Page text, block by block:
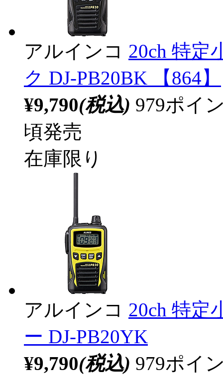
アルインコ 20ch 特定
ク DJ-PB20BK 【864】
¥9,790(税込) 979ポイ
頃発売
在庫限り
アルインコ 20ch 特定
ー DJ-PB20YK
¥9,790(税込) 979ポイ